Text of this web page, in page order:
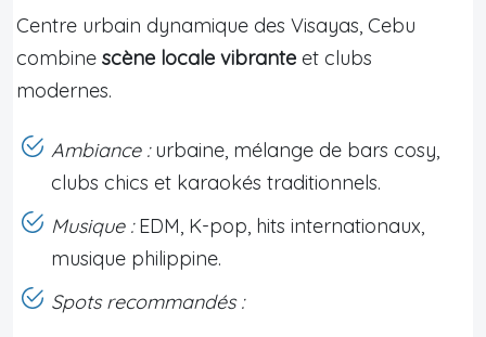
Centre urbain dynamique des Visayas, Cebu
combine scène locale vibrante et clubs
modernes.
Ambiance :urbaine, mélange de bars cosy,
clubs chics et karaokés traditionnels.
Musique :EDM, K-pop, hits internationaux,
musique philippine.
Spots recommandés :